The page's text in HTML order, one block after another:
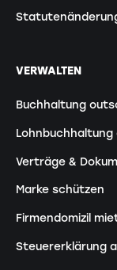
VERWALTEN
Buchhaltung
Lohnbuchhaltung
Verträge &
Marke schützen
Firmendomizil
Steuererklärung